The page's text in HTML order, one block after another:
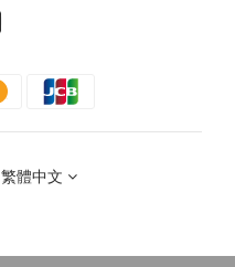
繁體中文